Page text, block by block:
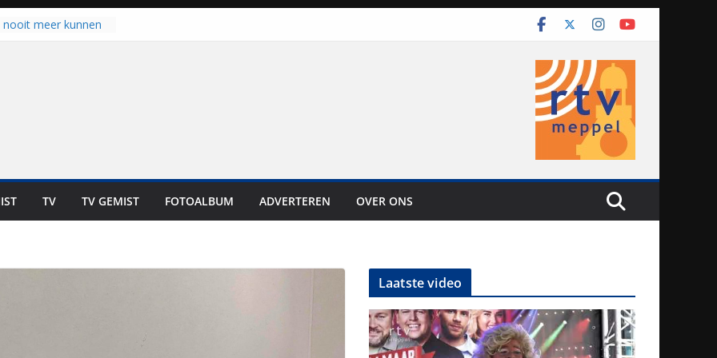
nooit meer kunnen
in gebruik
“Dit is altijd een
TV TV GEMIST FOTOALBUM ADVERTEREN OVER ONS
Laatste video